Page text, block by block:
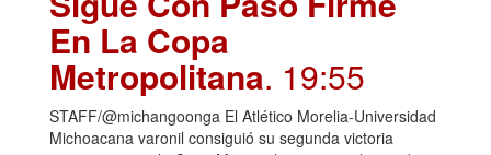
En La Copa
Metropolitana. 19:55
STAFF/@michangoonga El Atlético Morelia-Universidad
Michoacana varonil consiguió su segunda victoria